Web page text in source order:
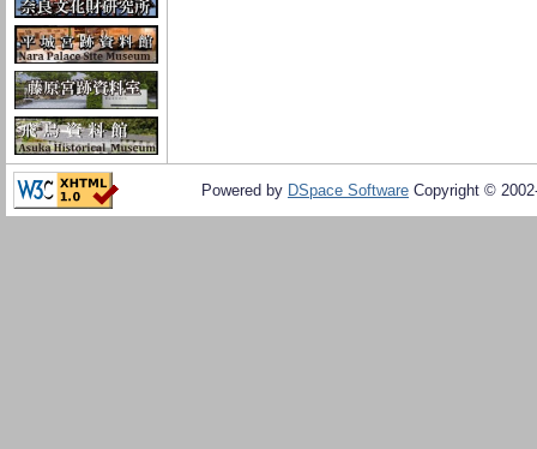
Powered by DSpace Software Copyright ©